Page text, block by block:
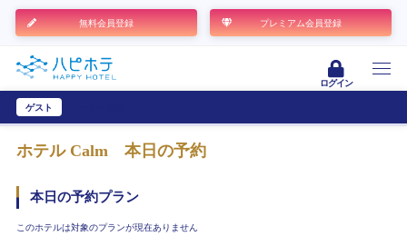
無料会員登録 プレミアム会員登録
ログイン
ゲスト
ホテル Calm 本日の予約
本日の予約プラン
このホテルは対象のプランが現在ありません